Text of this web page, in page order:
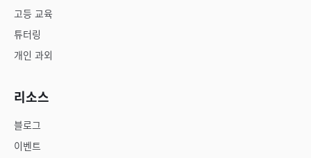
고등 교육
튜터링
개인 과외
리소스
블로그
이벤트